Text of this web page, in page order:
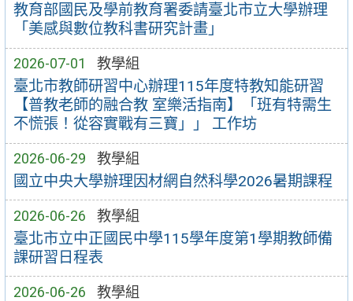
教育部國民及學前教育署委請臺北市立大學辦理
「美感與數位教科書研究計畫」
2026-07-01 教學組
臺北市教師研習中心辦理115年度特教知能研習
【普教老師的融合教 室樂活指南】「班有特需生
不慌張！從容實戰有三寶」」 工作坊
2026-06-29 教學組
國立中央大學辦理因材網自然科學2026暑期課程
2026-06-26 教學組
臺北市立中正國民中學115學年度第1學期教師備
課研習日程表
2026-06-26 教學組